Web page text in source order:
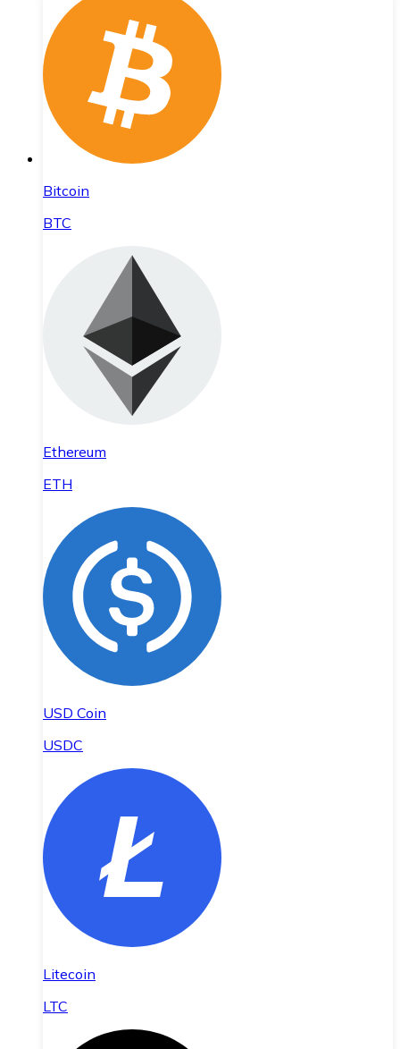
Bitcoin
BTC
Ethereum
ETH
USD Coin
USDC
Litecoin
LTC